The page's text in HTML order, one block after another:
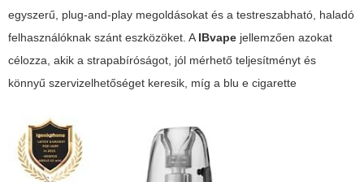
egyszerű, plug-and-play megoldásokat és a testreszabható, haladó
felhasználóknak szánt eszközöket. AIBvape jellemzően azokat
célozza, akik a strapabíróságot, jól mérhető teljesítményt és
könnyű szervizelhetőséget keresik, míg a blu e cigarette